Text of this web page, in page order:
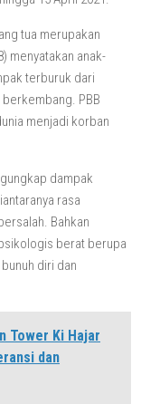
tua merupakan
menyatakan anak-
terburuk dari
PBB
menjadi korban
dampak
rasa
Bahkan
berat berupa
diri dan
Tower Ki Hajar
dan